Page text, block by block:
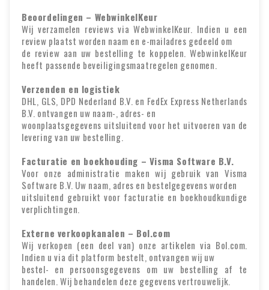
Beoordelingen – WebwinkelKeur
Wij verzamelen reviews via WebwinkelKeur. Indien u een
review plaatst worden naam en e-mailadres gedeeld om
de review aan uw bestelling te koppelen. WebwinkelKeur
heeft passende beveiligingsmaatregelen genomen.
Verzenden en logistiek
DHL, GLS, DPD Nederland B.V. en FedEx Express Netherlands
B.V. ontvangen uw naam-, adres- en
woonplaatsgegevens uitsluitend voor het uitvoeren van de
levering van uw bestelling.
Facturatie en boekhouding – Visma Software B.V.
Voor onze administratie maken wij gebruik van Visma
Software B.V. Uw naam, adres en bestelgegevens worden
uitsluitend gebruikt voor facturatie en boekhoudkundige
verplichtingen.
Externe verkoopkanalen – Bol.com
Wij verkopen (een deel van) onze artikelen via Bol.com.
Indien u via dit platform bestelt, ontvangen wij uw
bestel- en persoonsgegevens om uw bestelling af te
handelen. Wij behandelen deze gegevens vertrouwelijk.